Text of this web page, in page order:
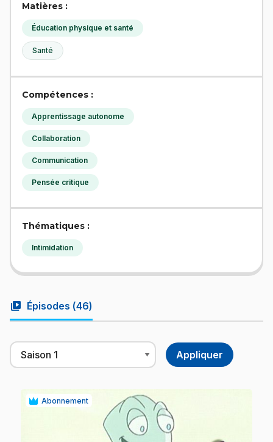
Matières :
Éducation physique et santé
Santé
Compétences :
Apprentissage autonome
Collaboration
Communication
Pensée critique
Thématiques :
Intimidation
video_library Épisodes (46)
Abonnement